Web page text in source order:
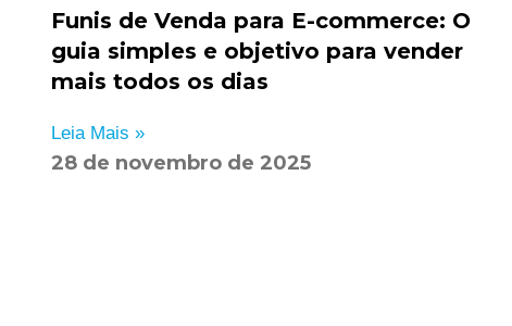
Funis de Venda para E-commerce: O
guia simples e objetivo para vender
mais todos os dias
Leia Mais »
28 de novembro de 2025